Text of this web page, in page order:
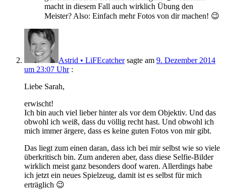
macht in diesem Fall auch wirklich Übung den
Meister? Also: Einfach mehr Fotos von dir machen! 😉
Astrid • LiFEcatchersagte am 9. Dezember 2014
um 23:07 Uhr :
Liebe Sarah,
erwischt!
Ich bin auch viel lieber hinter als vor dem Objektiv. Und das
obwohl ich weiß, dass du völlig recht hast. Und obwohl ich
mich immer ärgere, dass es keine guten Fotos von mir gibt.
Das liegt zum einen daran, dass ich bei mir selbst wie so viele
überkritisch bin. Zum anderen aber, dass diese Selfie-Bilder
wirklich meist ganz besonders doof waren. Allerdings habe
ich jetzt ein neues Spielzeug, damit ist es selbst für mich
erträglich 😉